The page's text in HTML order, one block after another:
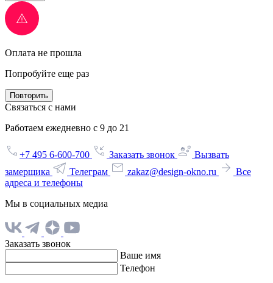
Оплата не прошла
Попробуйте еще раз
Повторить
Связаться с нами
Работаем ежедневно с 9 до 21
+7 495 6-600-700 Заказать звонок
Вызвать
замерщика
Телеграм zakaz@design-okno.ru
Все
адреса и телефоны
Мы в социальных медиа
Заказать звонок
Ваше имя
Телефон